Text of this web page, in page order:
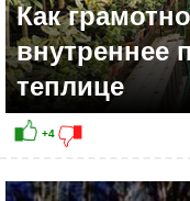
Как
внутреннее
теплице